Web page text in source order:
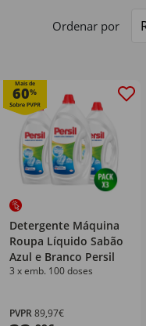
Ordenar por
Mais de
60%
Detergente Máquina
Roupa Líquido Sabão
Azul e Branco Persil
3 x emb. 100 doses
PVPR89,97€